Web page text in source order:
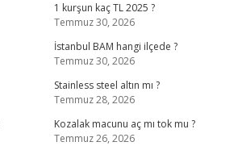
1 kurşun kaç TL 2025 ?
Temmuz 30, 2026
İstanbul BAM hangi ilçede ?
Temmuz 30, 2026
Stainless steel altın mı ?
Temmuz 28, 2026
Kozalak macunu aç mı tok mu ?
Temmuz 26, 2026